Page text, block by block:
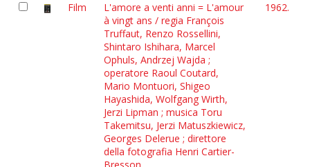
Film
L'amore a venti anni = L'amour
à vingt ans / regia François
Truffaut, Renzo Rossellini,
Shintaro Ishihara, Marcel
Ophuls, Andrzej Wajda ;
operatore Raoul Coutard,
Mario Montuori, Shigeo
Hayashida, Wolfgang Wirth,
Jerzi Lipman ; musica Toru
Takemitsu, Jerzi Matuszkiewicz,
Georges Delerue ; direttore
della fotografia Henri Cartier-
1962.